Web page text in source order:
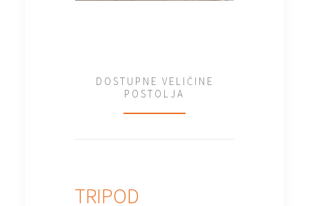
DOSTUPNE VELIČINE
POSTOLJA
TRIPOD